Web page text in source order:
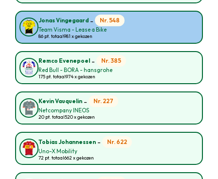
Jonas Vingegaard - Nr. 548
Team Visma - Lease a Bike
86 pt. totaal981 x gekozen
Remco Evenepoel - Nr. 385
Red Bull - BORA - hansgrohe
175 pt. totaal974 x gekozen
Kevin Vauquelin - Nr. 227
Netcompany INEOS
20 pt. totaal520 x gekozen
Tobias Johannessen - Nr. 622
Uno-X Mobility
72 pt. totaal662 x gekozen